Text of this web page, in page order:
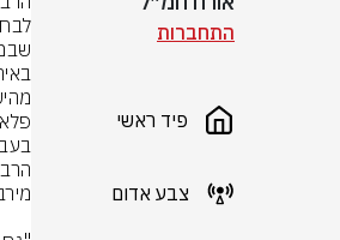
התחברות
פיד ראשי
צבע אדום
פלאש 90,